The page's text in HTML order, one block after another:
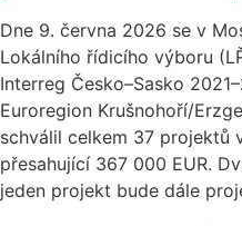
Dne 9. června 2026 se v
Lokálního řídicího výboru
Interreg Česko–Sasko
Euroregion Krušnohoří/
schválil celkem 37 projektů
přesahující 367 000 EUR.
jeden projekt bude dále